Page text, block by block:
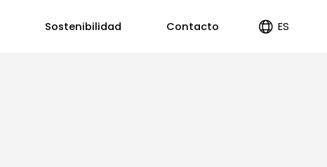
Sostenibilidad Contacto ES